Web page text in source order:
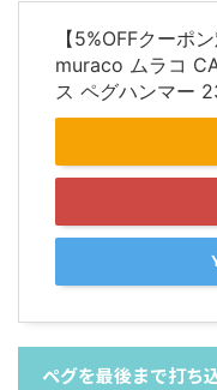
【5%OFFクーポ
muraco ムラコ
ス ペグハンマー
ペグを最後まで打ち